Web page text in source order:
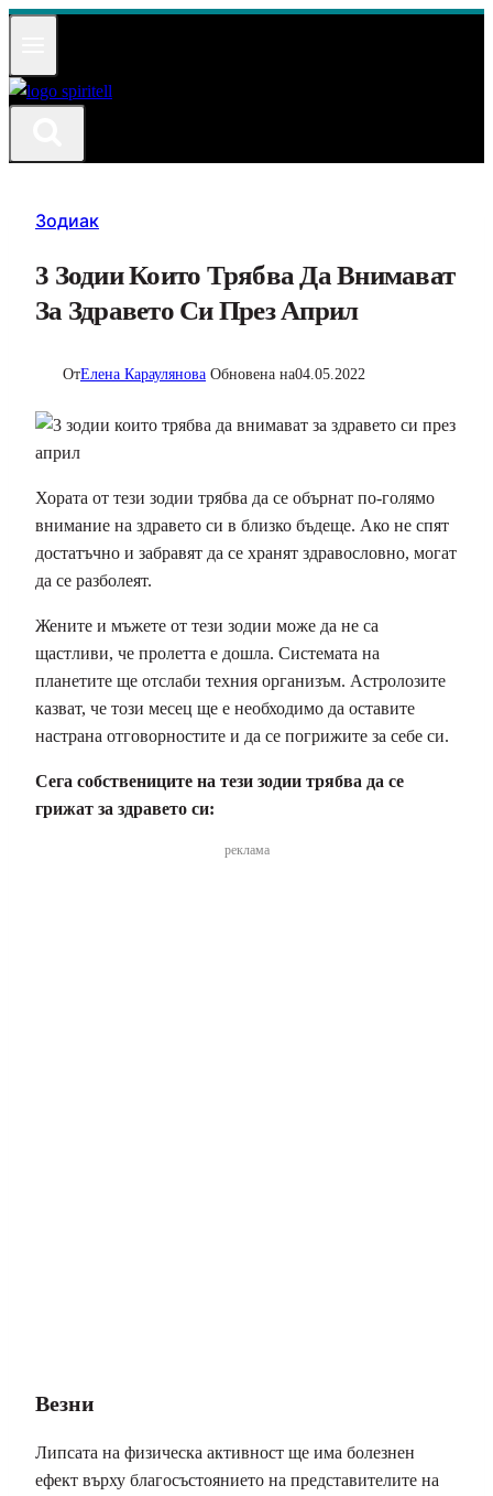
Към
Зодиак
3 Зодии Които Трябва Да Внимават
За Здравето Си През Април
ОтЕлена Караулянова Обновена на04.05.2022
Хората от тези зодии трябва да се обърнат по-голямо
внимание на здравето си в близко бъдеще. Ако не спят
достатъчно и забравят да се хранят здравословно, могат
да се разболеят.
Жените и мъжете от тези зодии може да не са
щастливи, че пролетта е дошла. Системата на
планетите ще отслаби техния организъм. Астролозите
казват, че този месец ще е необходимо да оставите
настрана отговорностите и да се погрижите за себе си.
Сега собствениците на тези зодии трябва да се
грижат за здравето си:
реклама
Везни
Липсата на физическа активност ще има болезнен
ефект върху благосъстоянието на представителите на